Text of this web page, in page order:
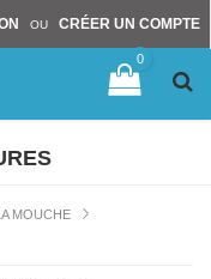
OU CRÉER UN COMPTE
0
MOUCHE